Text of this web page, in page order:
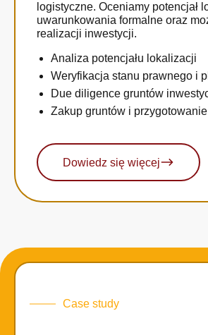
logistyczne. Oceniamy potencjał
uwarunkowania formalne oraz
realizacji inwestycji.
Analiza potencjału lokalizacji
Weryfikacja stanu prawnego i
Due diligence gruntów
Zakup gruntów i
Dowiedz się więcej
Case study